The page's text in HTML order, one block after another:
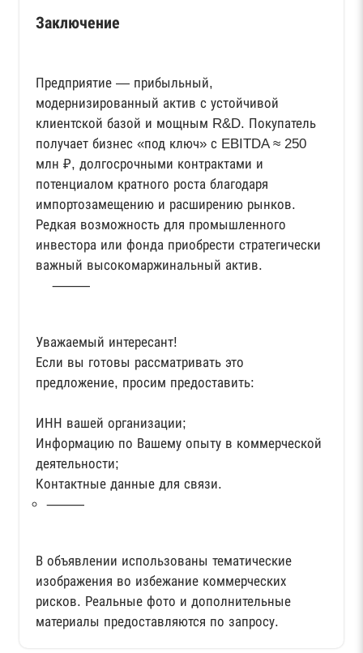
Заключение
Предприятие — прибыльный,
модернизированный актив с устойчивой
клиентской базой и мощным R&D. Покупатель
получает бизнес «под ключ» с EBITDA ≈ 250
млн ₽, долгосрочными контрактами и
потенциалом кратного роста благодаря
импортозамещению и расширению рынков.
Редкая возможность для промышленного
инвестора или фонда приобрести стратегически
важный высокомаржинальный актив.
⸻
Уважаемый интересант!
Если вы готовы рассматривать это
предложение, просим предоставить:
ИНН вашей организации;
Информацию по Вашему опыту в коммерческой
деятельности;
Контактные данные для связи.
⸻
В объявлении использованы тематические
изображения во избежание коммерческих
рисков. Реальные фото и дополнительные
материалы предоставляются по запросу.